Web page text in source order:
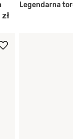
Legendarna